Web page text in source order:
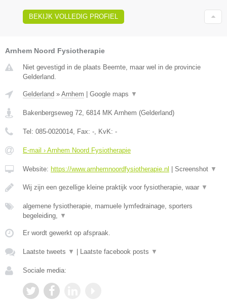
BEKIJK VOLLEDIG PROFIEL
Arnhem Noord Fysiotherapie
Niet gevestigd in de plaats Beemte, maar wel in de provincie
Gelderland.
Gelderland » Arnhem Google maps ▼
Bakenbergseweg 72 6814 MK Arnhem (Gelderland)
Tel: 085-0020014 , Fax: - , KvK: -
E-mail › Arnhem Noord Fysiotherapie
Website: https://www.arnhemnoordfysiotherapie.nl Screenshot ▼
Wij zijn een gezellige kleine praktijk voor fysiotherapie, waar ▼
algemene fysiotherapie, mamuele lymfedrainage, sporters
begeleiding,
▼
Er wordt gewerkt op afspraak.
Laatste tweets ▼ Laatste facebook posts ▼
Sociale media: